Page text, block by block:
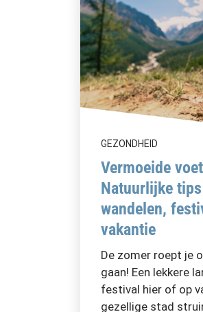
GEZONDHEID
Vermoeide
Natuurlijke
wandelen,
vakantie
De zomer roept je
gaan! Een lekkere
festival hier of op
gezellige stad